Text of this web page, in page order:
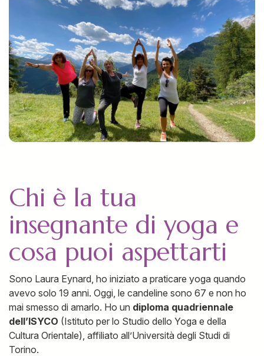
Chi è la tua
insegnante di yoga e
cosa puoi aspettarti
Sono Laura Eynard, ho iniziato a praticare yoga quando
avevo solo 19 anni. Oggi, le candeline sono 67 e non ho
mai smesso di amarlo. Ho un diploma quadriennale
dell’ISYCO (Istituto per lo Studio dello Yoga e della
Cultura Orientale), affiliato all’Università degli Studi di
Torino.